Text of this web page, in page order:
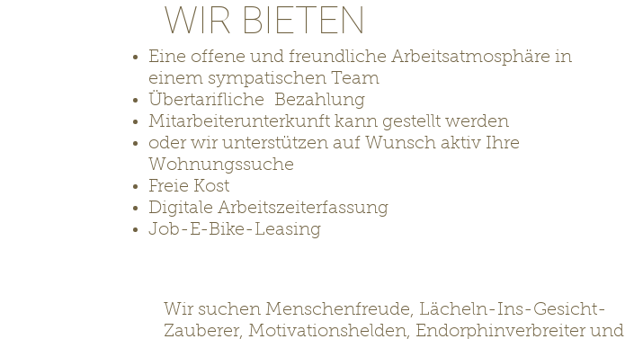
DAS SIND IHRE TÄGLICHEN
AUFGABEN
Wir suchen Menschenfreude, Lächeln-Ins-Gesicht-
Zauberer, Motivationshelden, Endorphinverbreiter und
WIR BIETEN
Eine offene und freundliche Arbeitsatmosphäre in
einem sympatischen Team
Übertarifliche Bezahlung
Mitarbeiterunterkunft kann gestellt werden
oder wir unterstützen auf Wunsch aktiv Ihre
Wohnungssuche
Freie Kost
Digitale Arbeitszeiterfassung
Job-E-Bike-Leasing